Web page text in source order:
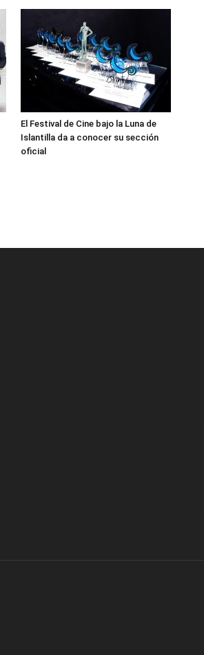
El Festival de Cine bajo la Luna de
Islantilla da a conocer su sección
oficial